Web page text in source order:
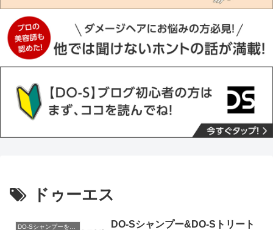
ドゥーエス
DO-Sシャンプー&DO-Sトリート